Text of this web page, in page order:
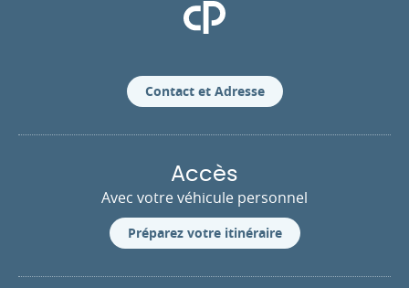
Clinique Pasteur
Contact et Adresse
Accès
Avec votre véhicule personnel
Préparez votre itinéraire